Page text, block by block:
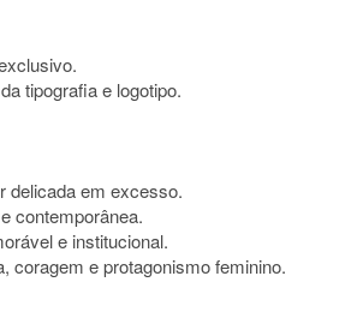
tipografia e logotipo.
delicada em excesso.
contemporânea.
e institucional.
coragem e protagonismo feminino.